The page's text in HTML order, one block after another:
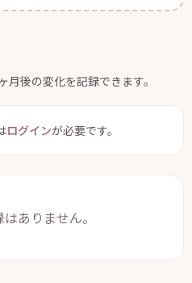
後の変化を記録できます。
ログインが必要です。
ありません。